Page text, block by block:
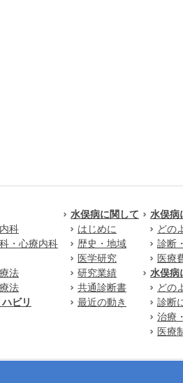
科
・心療内科
法
法
ビリ
水俣病に関して
はじめに
歴史・地域
医学研究
研究業績
共通診断書
最近の動き
水俣病
どの
診断
医療
水俣病
どの
診断
治療
医療